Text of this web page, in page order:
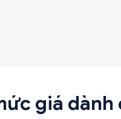
giá dành